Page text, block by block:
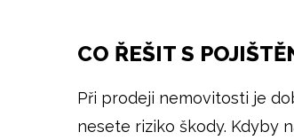
CO ŘEŠIT S
Při prodeji nemovitosti je
nesete riziko škody. Kdyby